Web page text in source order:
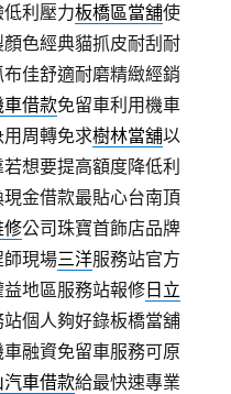
利壓力板橋區當舖使
色經典貓抓皮耐刮耐
佳舒適耐磨精緻經銷
車借款免留車利用機車
周轉免求樹林當舖以
想要提高額度降低利
金借款最貼心台南頂
修公司珠寶首飾店品牌
現場三洋服務站官方
地區服務站報修 日立
個人夠好錄板橋當舖
融資免留車服務可原
汽車借款給最快速專業